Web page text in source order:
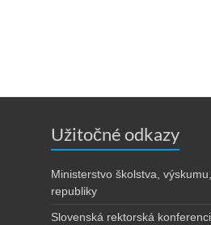
Užitočné odkazy
Ministerstvo školstva,
republiky
Slovenská rektorská